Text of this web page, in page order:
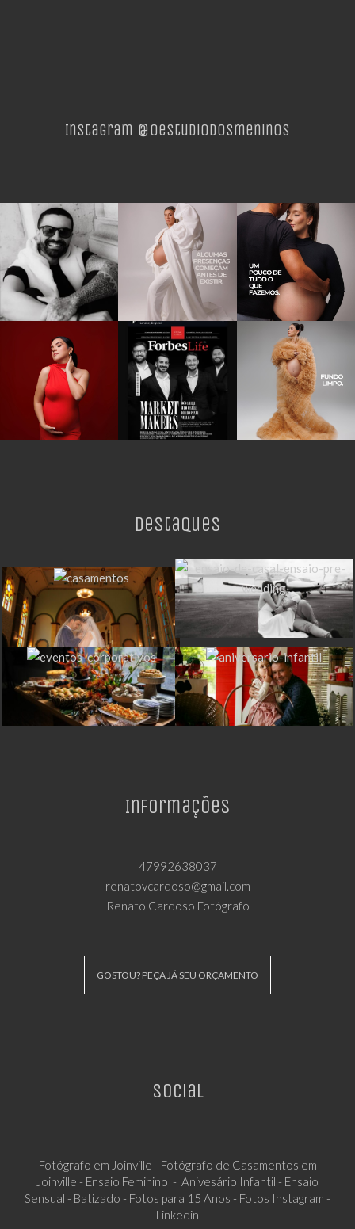
Instagram @oestudiodosmeninos
Destaques
Informações
47992638037
renatovcardoso@gmail.com
Renato Cardoso Fotógrafo
GOSTOU? PEÇA JÁ SEU ORÇAMENTO
Social
Fotógrafo em Joinville - Fotógrafo de Casamentos em
Joinville - Ensaio Feminino - Anivesário Infantil - Ensaio
Sensual - Batizado - Fotos para 15 Anos - Fotos Instagram -
Linkedin